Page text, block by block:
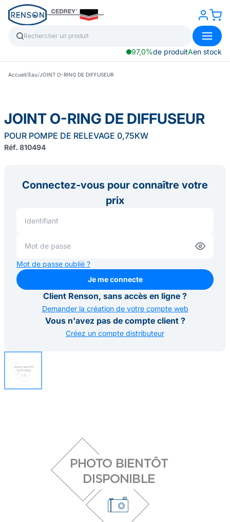
97,0%de produitAen stock
Accueil/Eau/JOINT O-RING DE DIFFUSEUR
JOINT O-RING DE DIFFUSEUR
POUR POMPE DE RELEVAGE 0,75KW
Réf. 810494
Connectez-vous pour connaître votre
prix
Mot de passe oublié ?
Je me connecte
Je me connecte
Client Renson, sans accès en ligne ?
Demander la création de votre compte web
Vous n'avez pas de compte client ?
Créez un compte distributeur